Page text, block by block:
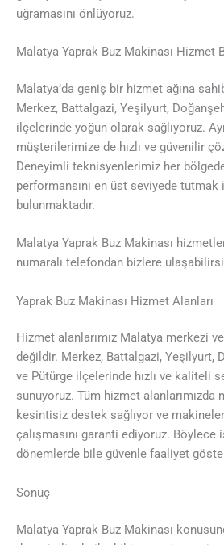
uğramasını önlüyoruz.
Malatya Yaprak Buz Makinası Hizmet
Malatya’da geniş bir hizmet ağına
Merkez, Battalgazi, Yeşilyurt,
ilçelerinde yoğun olarak sağlıyoruz.
müşterilerimize de hızlı ve güvenilir
Deneyimli teknisyenlerimiz her
performansını en üst seviyede tutmak
bulunmaktadır.
Malatya Yaprak Buz Makinası
numaralı telefondan bizlere
Yaprak Buz Makinası Hizmet Alanları
Hizmet alanlarımız Malatya merkezi
değildir. Merkez, Battalgazi, Yeşilyurt,
ve Pütürge ilçelerinde hızlı ve kaliteli
sunuyoruz. Tüm hizmet alanlarımızda
kesintisiz destek sağlıyor ve
çalışmasını garanti ediyoruz.
dönemlerde bile güvenle faaliyet
Sonuç
Malatya Yaprak Buz Makinası